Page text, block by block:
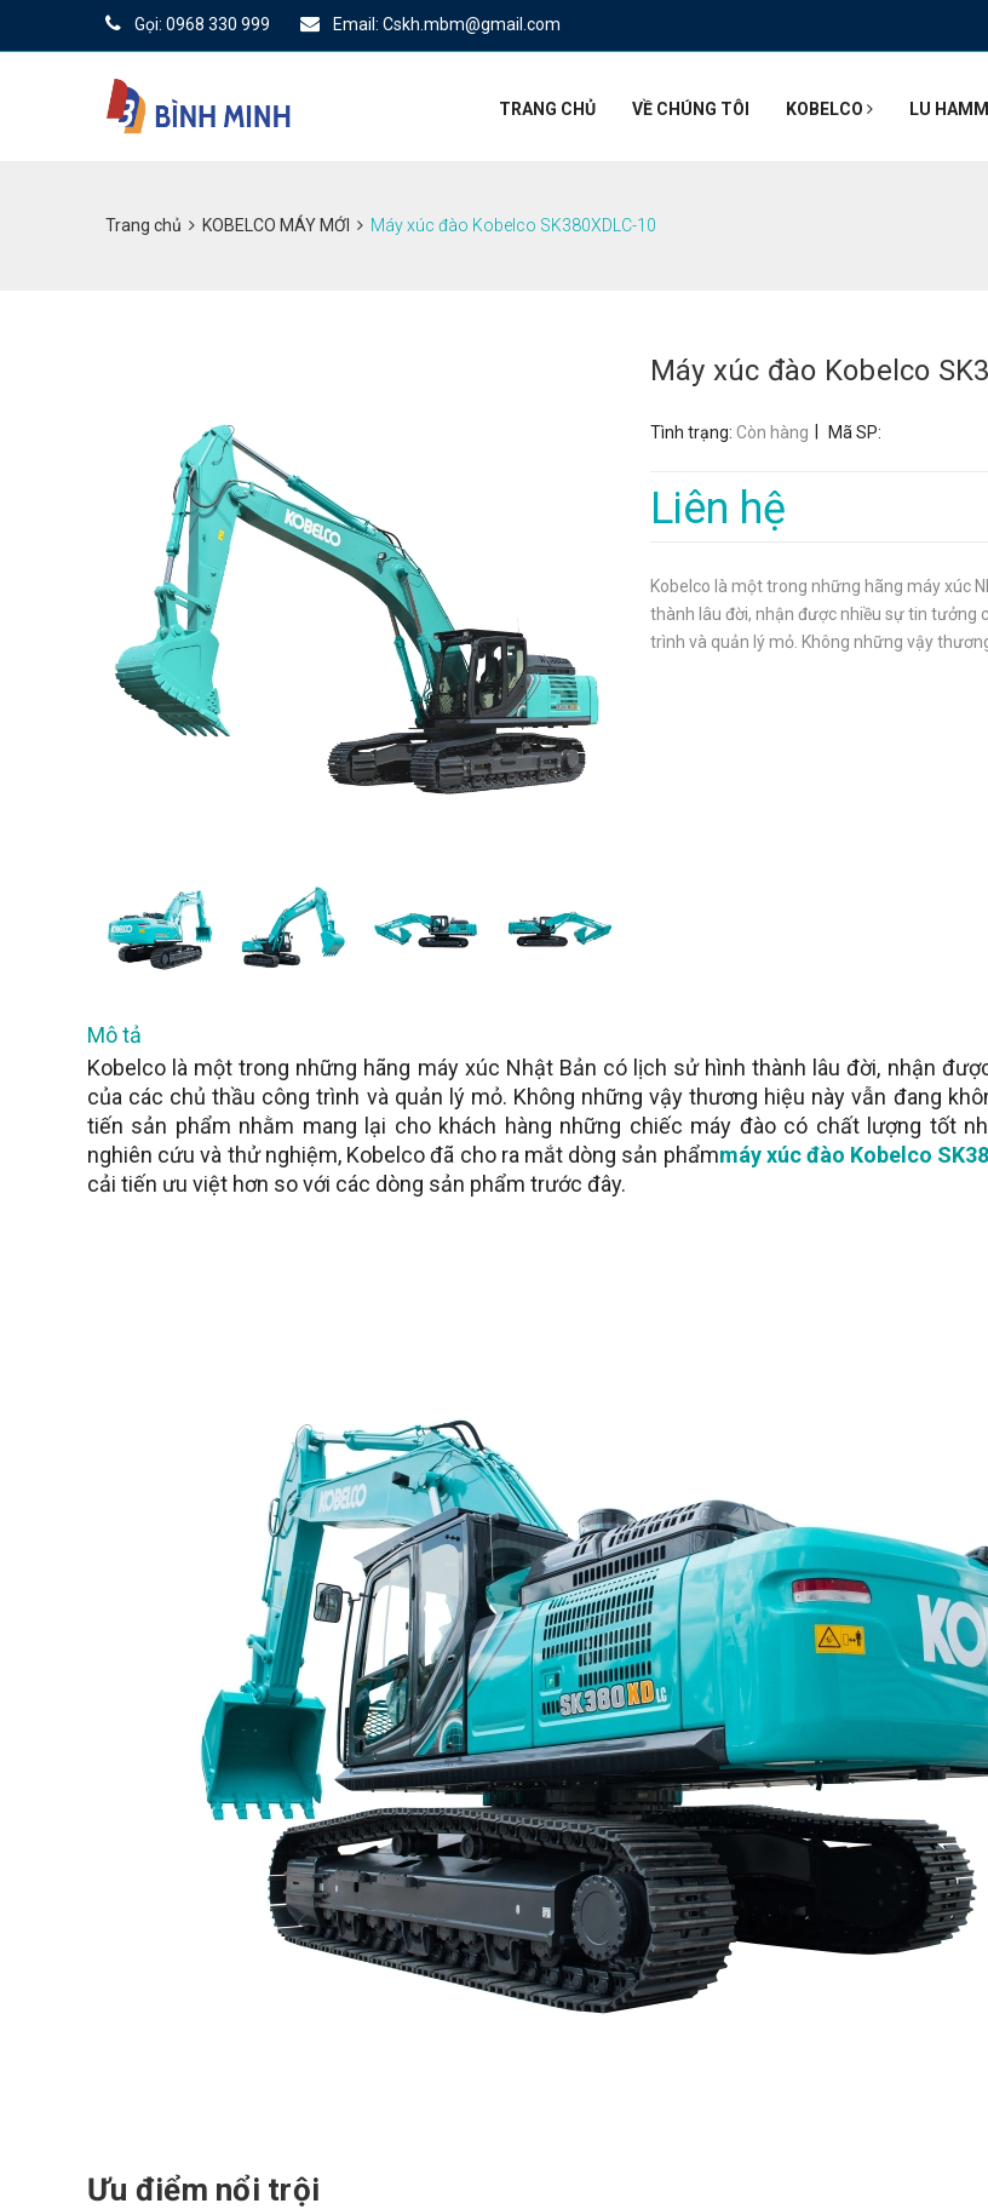
Gọi: 0968 330 999 Email: Cskh.mbm@gmail.com
TRANG CHỦ VỀ CHÚNG TÔI KOBELCO LU HAMM
Trang chủ KOBELCO MÁY MỚI Máy xúc đào Kobelco SK380XDLC-10
Máy xúc đào Kobelco
Tình trạng: Còn hàng Mã SP:
Liên hệ
Kobelco là một trong những hãng máy xúc
thành lâu đời, nhận được nhiều sự tin tưởng
trình và quản lý mỏ. Không những vậy thương
Mô tả
Kobelco là một trong những hãng máy xúc Nhật Bản có lịch sử hình thành lâu đời, nhận
của các chủ thầu công trình và quản lý mỏ. Không những vậy thương hiệu này vẫn đang
tiến sản phẩm nhằm mang lại cho khách hàng những chiếc máy đào có chất lượng tốt
nghiên cứu và thử nghiệm, Kobelco đã cho ra mắt dòng sản phẩmmáy xúc đào Kobelco
cải tiến ưu việt hơn so với các dòng sản phẩm trước đây.
Ưu điểm nổi trội